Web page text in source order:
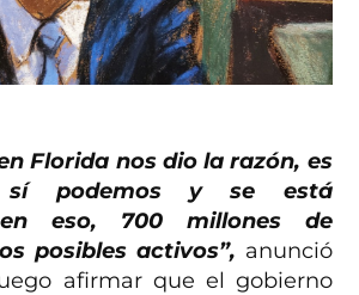
Florida nos dio la razón, es
sí podemos y se está
eso, 700 millones de
posibles activos”, anunció
afirmar que el gobierno